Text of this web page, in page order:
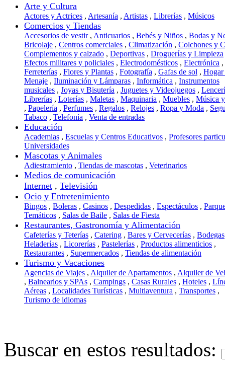
Arte y Cultura
Actores y Actrices , Artesanía , Artistas , Librerías , Músicos
Comercios y Tiendas
Accesorios de vestir, Anticuarios , Bebés y Niños , Bodas y
Bricolaje , Centros comerciales , Climatización , Colchones y
Complementos y calzado , Deportivas , Droguerías y Limpieza
Efectos militares y policiales , Electrodomésticos , Electrónica ,
Ferreterías , Flores y Plantas , Fotografía , Gafas de sol ,
Menaje , Iluminación y Lámparas , Informática , Instrumentos
musicales , Joyas y Bisutería , Juguetes y Videojuegos ,
Librerías , Loterías , Maletas , Maquinaria , Muebles , Música
, Papelería , Perfumes , Regalos , Relojes , Ropa y Moda ,
Tabaco , Telefonía , Venta de entradas
Educación
Academias , Escuelas y Centros Educativos , Profesores
Universidades
Mascotas y Animales
Adiestramiento , Tiendas de mascotas , Veterinarios
Medios de comunicación
Internet , Televisión
Ocio y Entretenimiento
Bingos , Boleras , Casinos , Despedidas , Espectáculos ,
Temáticos , Salas de Baile , Salas de Fiesta
Restaurantes, Gastronomía y Alimentación
Cafeterías y Teterías , Catering , Bares y Cervecerías , Bodegas
Heladerías , Licorerías , Pastelerías , Productos alimenticios ,
Restaurantes , Supermercados , Tiendas de alimentación
Turismo y Vacaciones
Agencias de Viajes , Alquiler de Apartamentos , Alquiler de
, Balnearios y SPAs , Campings , Casas Rurales , Hoteles ,
Aéreas , Localidades Turísticas , Multiaventura , Transportes ,
Turismo de idiomas
Buscar en estos resultados: